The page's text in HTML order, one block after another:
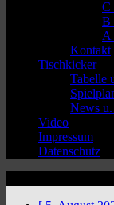
C
B
A
Kontakt
Tischkicker
Tabelle
News
Video
Impressum
Datenschutz